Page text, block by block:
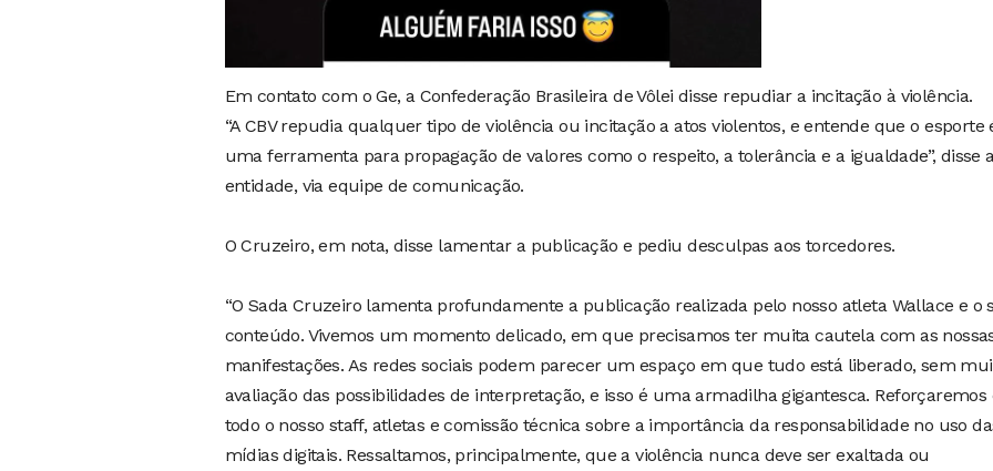
Em contato com o Ge, a Confederação Brasileira de Vôlei disse repudiar a incitação à violência.
“A CBV repudia qualquer tipo de violência ou incitação a atos violentos, e entende que o esporte
uma ferramenta para propagação de valores como o respeito, a tolerância e a igualdade”, disse
entidade, via equipe de comunicação.
O Cruzeiro, em nota, disse lamentar a publicação e pediu desculpas aos torcedores.
“O Sada Cruzeiro lamenta profundamente a publicação realizada pelo nosso atleta Wallace e o
conteúdo. Vivemos um momento delicado, em que precisamos ter muita cautela com as
manifestações. As redes sociais podem parecer um espaço em que tudo está liberado, sem
avaliação das possibilidades de interpretação, e isso é uma armadilha gigantesca. Reforçaremos
todo o nosso staff, atletas e comissão técnica sobre a importância da responsabilidade no uso
mídias digitais. Ressaltamos, principalmente, que a violência nunca deve ser exaltada ou